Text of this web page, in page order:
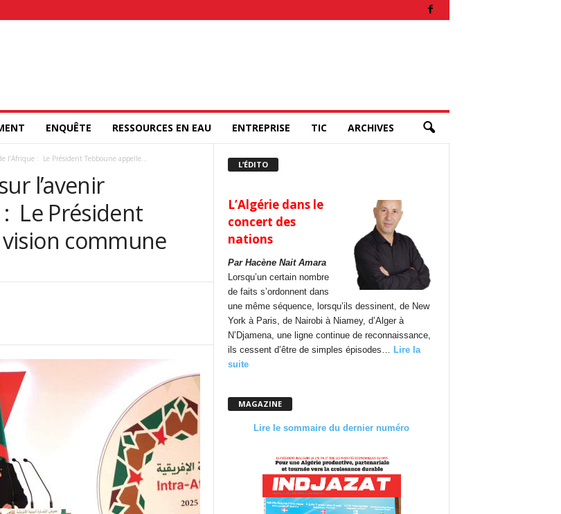
ENQUÊTE RESSOURCES EN EAU ENTREPRISE TIC ARCHIVES
l’Afrique : Le Président Tebboune appelle...
l’avenir
Le Président
commune
L’ÉDITO
L’Algérie dans le
concert des
nations
Par Hacène Nait Amara
Lorsqu’un certain nombre
de faits s’ordonnent dans
une même séquence, lorsqu’ils dessinent, de New
York à Paris, de Nairobi à Niamey, d’Alger à
N’Djamena, une ligne continue de reconnaissance,
ils cessent d’être de simples épisodes…
Lire la
suite
MAGAZINE
Lire le sommaire du dernier numéro